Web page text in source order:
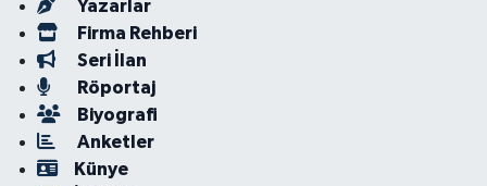
Yazarlar
Firma Rehberi
Seri İlan
Röportaj
Biyografi
Anketler
Künye